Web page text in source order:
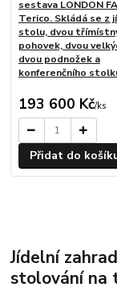
sestava LONDON
Terico. Skládá se z
stolu, dvou
pohovek, dvou
dvou podnožek a
konferenčního
193 600 Kč/ks
Přidat do
Jídelní
stolování na